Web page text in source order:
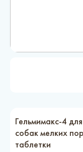
Контакты
О компании
Гельмимакс-4
собак мелких
таблетки